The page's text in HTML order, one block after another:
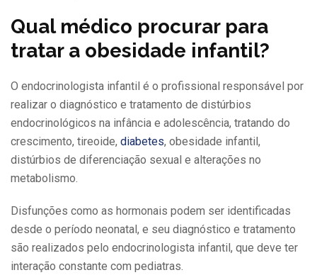
Qual médico procurar para
tratar a obesidade infantil?
O endocrinologista infantil é o profissional responsável por
realizar o diagnóstico e tratamento de distúrbios
endocrinológicos na infância e adolescência, tratando do
crescimento, tireoide, diabetes, obesidade infantil,
distúrbios de diferenciação sexual e alterações no
metabolismo.
Disfunções como as hormonais podem ser identificadas
desde o período neonatal, e seu diagnóstico e tratamento
são realizados pelo endocrinologista infantil, que deve ter
interação constante com pediatras.